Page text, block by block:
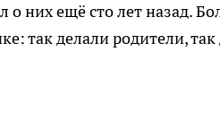
них ещё сто лет назад.
так делали родители,